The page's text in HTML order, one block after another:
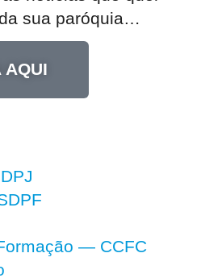
sua paróquia…
AQUI
— CCFC